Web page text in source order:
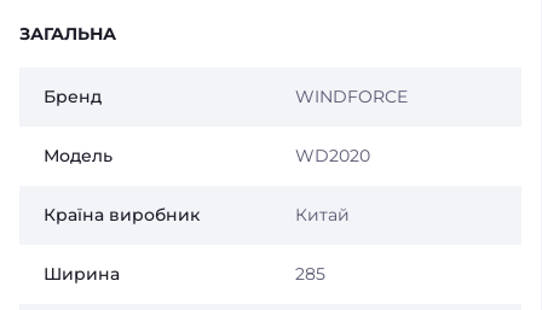
ЗАГАЛЬНА
Бренд WINDFORCE
Модель WD2020
Країна виробник Китай
Ширина 285